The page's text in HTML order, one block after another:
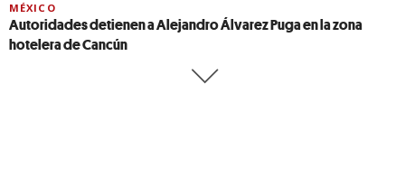
MÉXICO
Autoridades detienen a Alejandro Álvarez Puga en la zona
hotelera de Cancún